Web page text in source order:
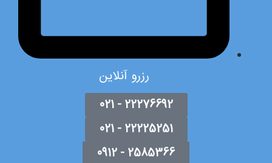
رزرو آنلاین
22276692 - 021
22225251 - 021
2585366 - 0912